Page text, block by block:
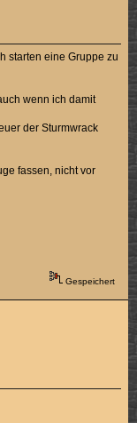
starten eine Gruppe zu
wenn ich damit
der Sturmwrack
fassen, nicht vor
Gespeichert